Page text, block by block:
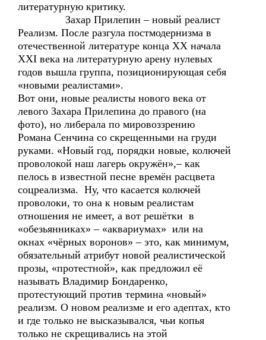
литературную критику.
Захар Прилепин – новый реалист
Реализм. После разгула постмодернизма в
отечественной литературе конца ХХ начала
ХХI века на литературную арену нулевых
годов вышла группа, позиционирующая себя
«новыми реалистами».
Вот они, новые реалисты нового века от
левого Захара Прилепина до правого (на
фото), но либерала по мировоззрению
Романа Сенчина со скрещенными на груди
руками. «Новый год, порядки новые, колючей
проволокой наш лагерь окружён»,– как
пелось в известной песне времён расцвета
соцреализма. Ну, что касается колючей
проволоки, то она к новым реалистам
отношения не имеет, а вот решётки в
«обезьянниках» – «аквариумах» или на
окнах «чёрных воронов» – это, как минимум,
обязательный атрибут новой реалистической
прозы, «протестной», как предложил её
называть Владимир Бондаренко,
протестующий против термина «новый»
реализм. О новом реализме и его адептах, кто
и где только не высказывался, чьи копья
только не скрещивались на этой